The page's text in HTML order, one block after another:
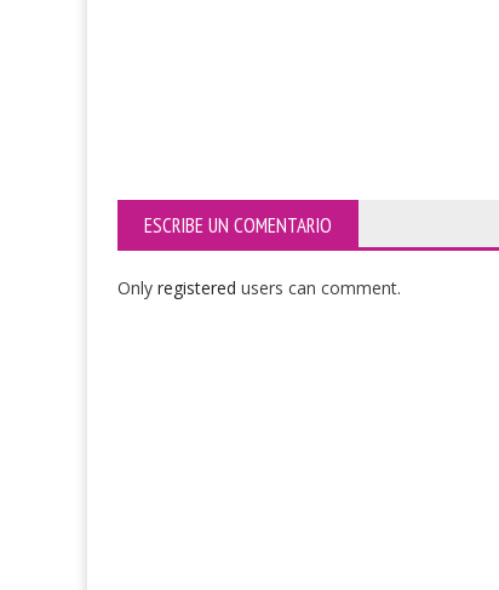
ESCRIBE UN COMENTARIO
Only registered users can comment.